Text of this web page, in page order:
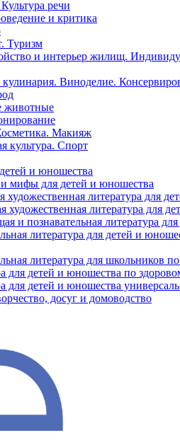
речи
и критика
Туризм
и интерьер жилищ.
Виноделие.
животные
Макияж
культура. Спорт
и юношества
мифы для детей и юношества
художественная литература для
художественная литература для
и познавательная литература
литература для детей и
литература для школьников
для детей и юношества по
для детей и юношества
досуг и домоводство